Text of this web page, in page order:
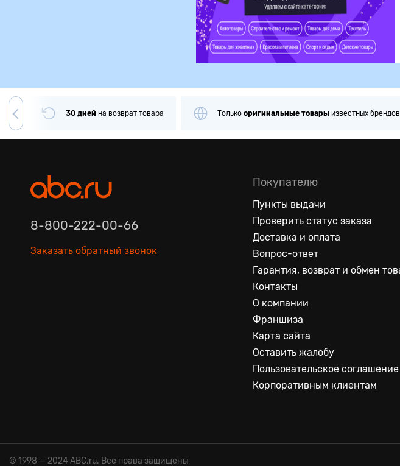
30 дней на возврат товара Только оригинальные товары известных брендов
8-800-222-00-66
Заказать обратный звонок
Покупателю
Пункты выдачи
Проверить статус заказа
Доставка и оплата
Вопрос-ответ
Гарантия, возврат и обмен
Контакты
О компании
Франшиза
Карта сайта
Оставить жалобу
Пользовательское соглашение
Корпоративным клиентам
© 1998 — 2024 ABC.ru. Все права защищены